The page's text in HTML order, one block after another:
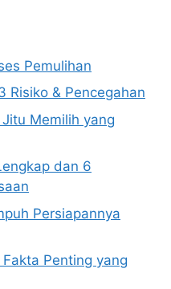
Pemulihan
Risiko & Pencegahan
Memilih yang
dan 6
Persiapannya
Penting yang